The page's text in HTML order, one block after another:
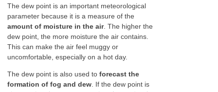
The dew point is an important meteorological
parameter because it is a measure of the
amount of moisture in the air. The higher the
dew point, the more moisture the air contains.
This can make the air feel muggy or
uncomfortable, especially on a hot day.
The dew point is also used to forecast the
formation of fog and dew . If the dew point is